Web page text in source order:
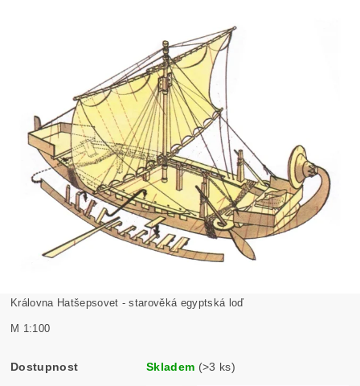
Královna Hatšepsovet - starověká egyptská loď
M 1:100
Dostupnost Skladem (>3 ks)